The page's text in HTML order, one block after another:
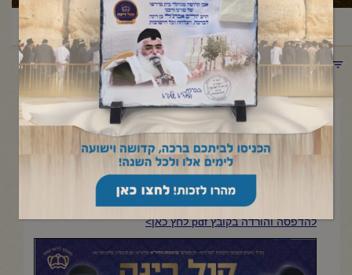
ראשי /עלון לשבת/דברים/עקב/פרשת עקב
תפריט קטגוריות
פרשת עקב
אוגוסט 4, 2023
העלון השבועי מישיבת "קול רינה- רב פעלים" | אב תשפ"ג |
להדפסה והורדה בקובץ pdf לחץ כאן>